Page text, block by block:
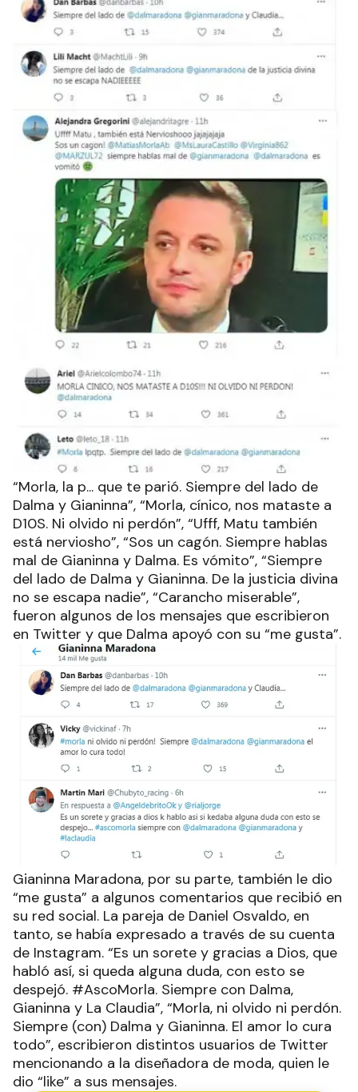
“Morla, la p... que te parió. Siempre del lado de
Dalma y Gianinna”, “Morla, cínico, nos mataste a
D10S. Ni olvido ni perdón”, “Ufff, Matu también
está nerviosho”, “Sos un cagón. Siempre hablas
mal de Gianinna y Dalma. Es vómito”, “Siempre
del lado de Dalma y Gianinna. De la justicia divina
no se escapa nadie”, “Carancho miserable”,
fueron algunos de los mensajes que escribieron
en Twitter y que Dalma apoyó con su “me gusta”.
Gianinna Maradona, por su parte, también le dio
“me gusta” a algunos comentarios que recibió en
su red social. La pareja de Daniel Osvaldo, en
tanto, se había expresado a través de su cuenta
de Instagram. “Es un sorete y gracias a Dios, que
habló así, si queda alguna duda, con esto se
despejó. #AscoMorla. Siempre con Dalma,
Gianinna y La Claudia”, “Morla, ni olvido ni perdón.
Siempre (con) Dalma y Gianinna. El amor lo cura
todo”, escribieron distintos usuarios de Twitter
mencionando a la diseñadora de moda, quien le
dio “like” a sus mensajes.